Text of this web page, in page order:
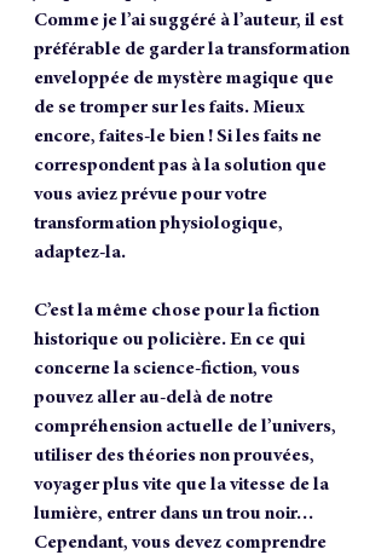
Comme je l’ai suggéré à l’auteur, il est
préférable de garder la transformation
enveloppée de mystère magique que
de se tromper sur les faits. Mieux
encore, faites-le bien ! Si les faits ne
correspondent pas à la solution que
vous aviez prévue pour votre
transformation physiologique,
adaptez-la.
C’est la même chose pour la fiction
historique ou policière. En ce qui
concerne la science-fiction, vous
pouvez aller au-delà de notre
compréhension actuelle de l’univers,
utiliser des théories non prouvées,
voyager plus vite que la vitesse de la
lumière, entrer dans un trou noir…
Cependant, vous devez comprendre